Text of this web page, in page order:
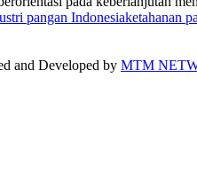
pangan Indonesiaketahanan
and Developed by MTM